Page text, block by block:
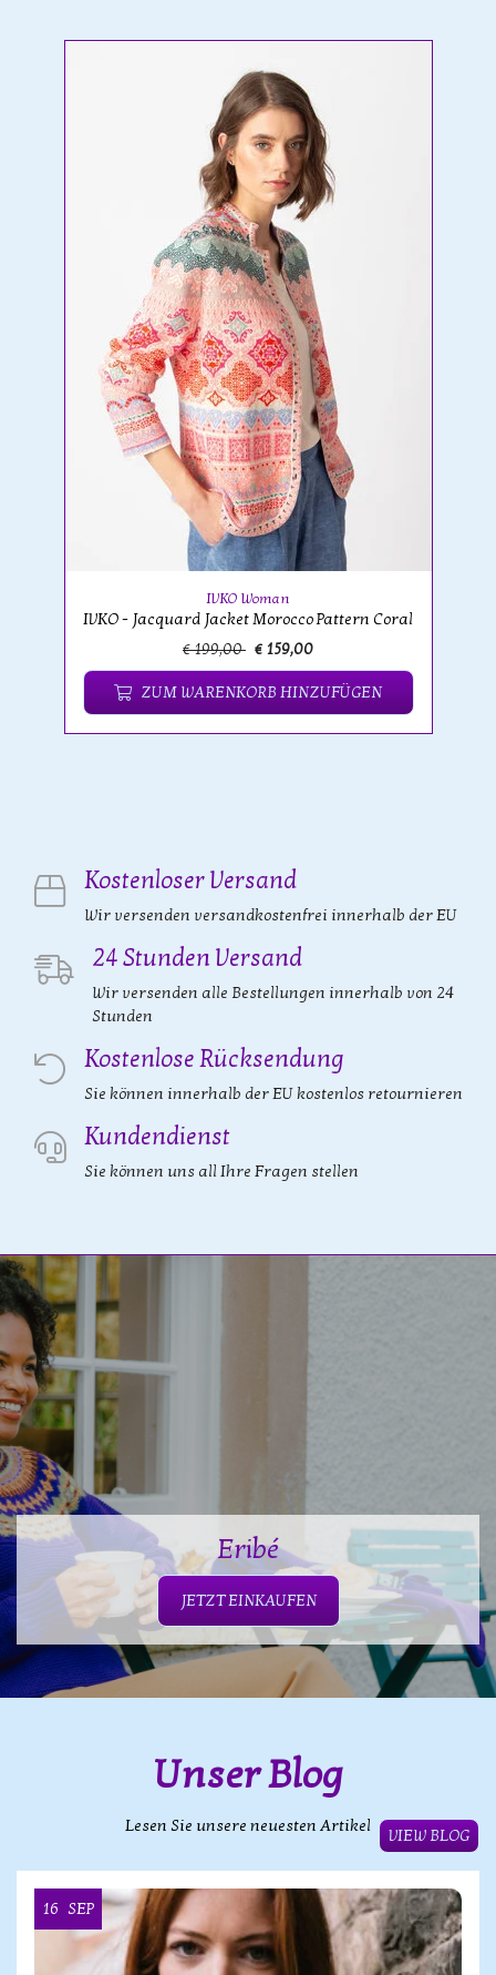
IVKO Woman
IVKO - Jacquard Jacket Morocco Pattern Coral
€ 199,00 € 159,00
ZUM WARENKORB HINZUFÜGEN
Kostenloser Versand
Wir versenden versandkostenfrei innerhalb der EU
24 Stunden Versand
Wir versenden alle Bestellungen innerhalb von 24
Stunden
Kostenlose Rücksendung
Sie können innerhalb der EU kostenlos retournieren
Kundendienst
Sie können uns all Ihre Fragen stellen
Eribé
JETZT EINKAUFEN
Unser Blog
Lesen Sie unsere neuesten Artikel
VIEW BLOG
16 SEP